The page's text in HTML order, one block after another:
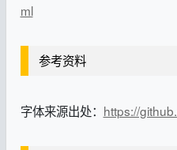
ml
参考资料
字体来源出处： https://